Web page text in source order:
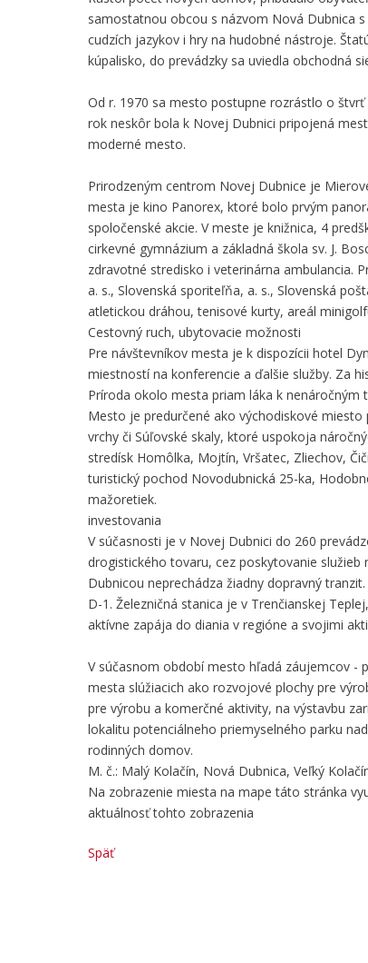
samostatnou obcou s názvom Nová Dubnica
cudzích jazykov i hry na hudobné nástroje.
kúpalisko, do prevádzky sa uviedla obchodná
Od r. 1970 sa mesto postupne rozrástlo o
rok neskôr bola k Novej Dubnici pripojená
moderné mesto.
Prirodzeným centrom Novej Dubnice je
mesta je kino Panorex, ktoré bolo prvým
spoločenské akcie. V meste je knižnica, 4
cirkevné gymnázium a základná škola sv. J.
zdravotné stredisko i veterinárna ambulancia.
a. s., Slovenská sporiteľňa, a. s., Slovenská
atletickou dráhou, tenisové kurty, areál
Cestovný ruch, ubytovacie možnosti
Pre návštevníkov mesta je k dispozícii hotel
miestností na konferencie a ďalšie služby. Za
Príroda okolo mesta priam láka k nenáročným
Mesto je predurčené ako východiskové
vrchy či Súľovské skaly, ktoré uspokoja
stredísk Homôlka, Mojtín, Vršatec, Zliechov,
turistický pochod Novodubnická 25-ka,
mažoretiek.
investovania
V súčasnosti je v Novej Dubnici do 260
drogistického tovaru, cez poskytovanie
Dubnicou neprechádza žiadny dopravný
D-1. Železničná stanica je v Trenčianskej
aktívne zapája do diania v regióne a svojimi
V súčasnom období mesto hľadá záujemcov -
mesta slúžiacich ako rozvojové plochy pre
pre výrobu a komerčné aktivity, na výstavbu
lokalitu potenciálneho priemyselného parku
rodinných domov.
M. č.: Malý Kolačín, Nová Dubnica, Veľký
Na zobrazenie miesta na mape táto stránka
aktuálnosť tohto zobrazenia
Späť